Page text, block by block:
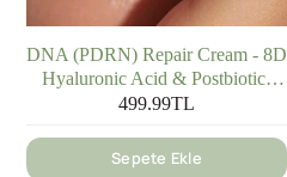
DNA (PDRN) Repair Cream - 8D
Hyaluronic Acid & Postbiotics
Bariyer Güçlendirici (50 ml)
499.99TL
Sepete Ekle